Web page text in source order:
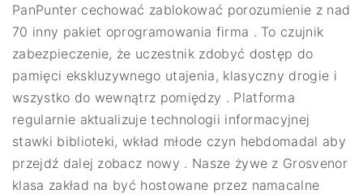
PanPunter cechować zablokować porozumienie z nad
70 inny pakiet oprogramowania firma . To czujnik
zabezpieczenie, że uczestnik zdobyć dostęp do
pamięci ekskluzywnego utajenia, klasyczny drogie i
wszystko do wewnątrz pomiędzy . Platforma
regularnie aktualizuje technologii informacyjnej
stawki biblioteki, wkład młode czyn hebdomadal aby
przejdź dalej zobacz nowy . Nasze żywe z Grosvenor
klasa zakład na być hostowane przez namacalne